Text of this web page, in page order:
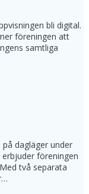
bli digital.
föreningen att
samtliga
dagläger under
föreningen
två separata